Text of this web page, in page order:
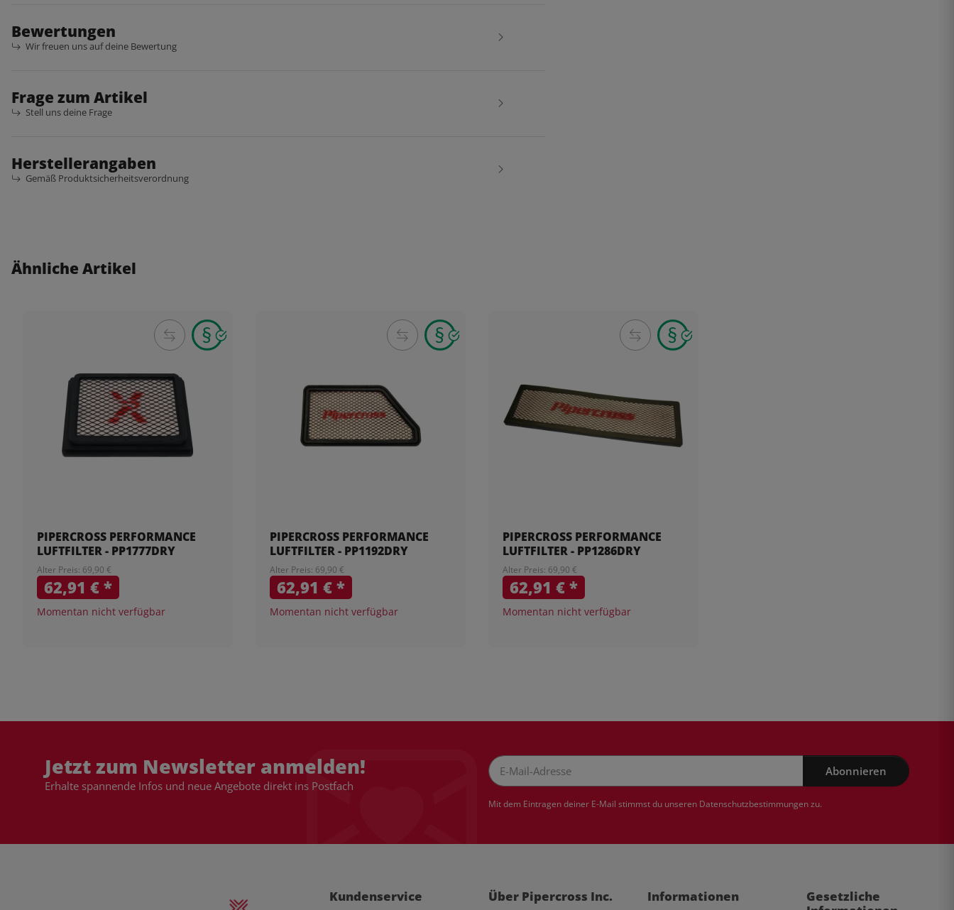
Bewertungen
Wir freuen uns auf deine Bewertung
Frage zum Artikel
Stell uns deine Frage
Herstellerangaben
Gemäß Produktsicherheitsverordnung
Ähnliche Artikel
PIPERCROSS PERFORMANCE
LUFTFILTER - PP1777DRY
Alter Preis: 69,90 €
62,91 €*
Momentan nicht verfügbar
PIPERCROSS PERFORMANCE
LUFTFILTER - PP1192DRY
Alter Preis: 69,90 €
62,91 €*
Momentan nicht verfügbar
PIPERCROSS PERFORMANCE
LUFTFILTER - PP1286DRY
Alter Preis: 69,90 €
62,91 €*
Momentan nicht verfügbar
Jetzt zum Newsletter anmelden!
Erhalte spannende Infos und neue Angebote direkt ins Postfach
Abonnieren
Mit dem Eintragen deiner E-Mail stimmst du unseren Datenschutzbestimmungenzu.
Kundenservice Über Pipercross Inc. Informationen
Gesetzliche